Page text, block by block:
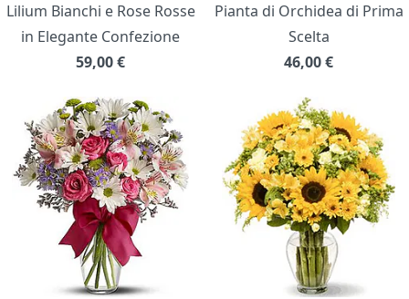
Lilium Bianchi e Rose Rosse
in Elegante Confezione
59,00€
Pianta di Orchidea di Prima
Scelta
46,00€